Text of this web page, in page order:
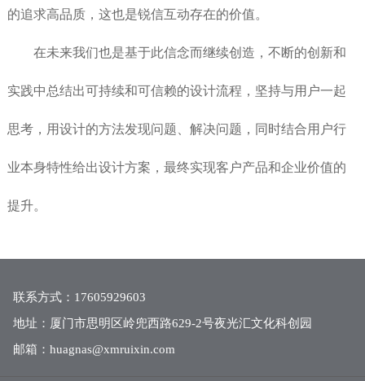
的追求高品质，这也是锐信互动存在的价值。
在未来我们也是基于此信念而继续创造，不断的创新和
实践中总结出可持续和可信赖的设计流程，坚持与用户一起
思考，用设计的方法发现问题、解决问题，同时结合用户行
业本身特性给出设计方案，最终实现客户产品和企业价值的
提升。
联系方式：17605929603
地址：厦门市思明区岭兜西路629-2号夜光汇文化科创园
邮箱：huagnas@xmruixin.com